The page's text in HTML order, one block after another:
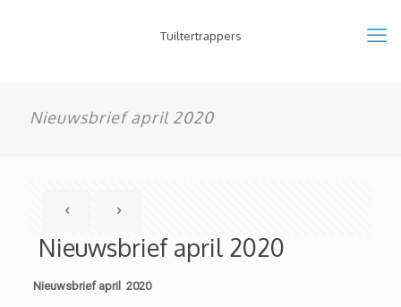
Tuiltertrappers
Nieuwsbrief april 2020
Nieuwsbrief april 2020
Nieuwsbrief april 2020